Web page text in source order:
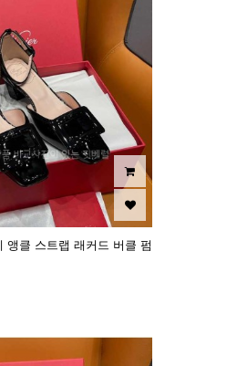
앵클 스트랩 래커드 버클 펌